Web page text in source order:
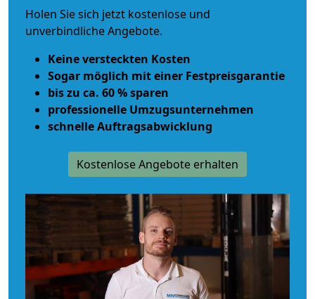
Holen Sie sich jetzt kostenlose und
unverbindliche Angebote.
Keine versteckten Kosten
Sogar möglich mit einer Festpreisgarantie
bis zu ca. 60 % sparen
professionelle Umzugsunternehmen
schnelle Auftragsabwicklung
Kostenlose Angebote erhalten